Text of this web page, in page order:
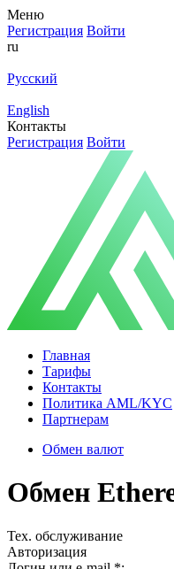
Меню
Регистрация Войти
ru
Русский
English
Контакты
Регистрация Войти
Главная
Тарифы
Контакты
Политика AML/KYC
Партнерам
Обмен валют
Обмен
Тех. обслуживание
Авторизация